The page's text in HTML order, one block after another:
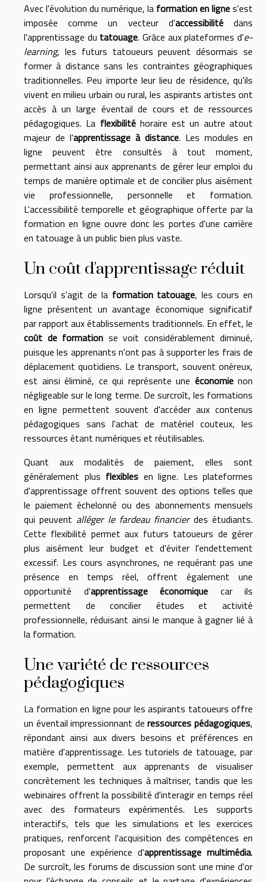
Avec l'évolution du numérique, la formation en lignes'est
imposée comme un vecteur d'accessibilitédans
l'apprentissage du tatouage. Grâce aux plateformes d'e-
learning, les futurs tatoueurs peuvent désormais se
former à distance sans les contraintes géographiques
traditionnelles. Peu importe leur lieu de résidence, qu'ils
vivent en milieu urbain ou rural, les aspirants artistes ont
accès à un large éventail de cours et de ressources
pédagogiques. La flexibilitéhoraire est un autre atout
majeur de l'apprentissage à distance. Les modules en
ligne peuvent être consultés à tout moment,
permettant ainsi aux apprenants de gérer leur emploi du
temps de manière optimale et de concilier plus aisément
vie professionnelle, personnelle et formation.
L'accessibilité temporelle et géographique offerte par la
formation en ligne ouvre donc les portes d'une carrière
en tatouage à un public bien plus vaste.
Un coût d'apprentissage réduit
Lorsqu'il s'agit de la formation tatouage, les cours en
ligne présentent un avantage économique significatif
par rapport aux établissements traditionnels. En effet, le
coût de formation se voit considérablement diminué,
puisque les apprenants n'ont pas à supporter les frais de
déplacement quotidiens. Le transport, souvent onéreux,
est ainsi éliminé, ce qui représente une économienon
négligeable sur le long terme. De surcroît, les formations
en ligne permettent souvent d'accéder aux contenus
pédagogiques sans l'achat de matériel couteux, les
ressources étant numériques et réutilisables.
Quant aux modalités de paiement, elles sont
généralement plus flexibles en ligne. Les plateformes
d'apprentissage offrent souvent des options telles que
le paiement échelonné ou des abonnements mensuels
qui peuvent alléger le fardeau financierdes étudiants.
Cette flexibilité permet aux futurs tatoueurs de gérer
plus aisément leur budget et d'éviter l'endettement
excessif. Les cours asynchrones, ne requérant pas une
présence en temps réel, offrent également une
opportunité d'apprentissage économique car ils
permettent de concilier études et activité
professionnelle, réduisant ainsi le manque à gagner lié à
la formation.
Une variété de ressources
pédagogiques
La formation en ligne pour les aspirants tatoueurs offre
un éventail impressionnant deressources pédagogiques,
répondant ainsi aux divers besoins et préférences en
matière d'apprentissage. Les tutoriels de tatouage, par
exemple, permettent aux apprenants de visualiser
concrètement les techniques à maîtriser, tandis que les
webinaires offrent la possibilité d'interagir en temps réel
avec des formateurs expérimentés. Les supports
interactifs, tels que les simulations et les exercices
pratiques, renforcent l'acquisition des compétences en
proposant une expérience d'apprentissage multimédia.
De surcroît, les forums de discussion sont une mine d'or